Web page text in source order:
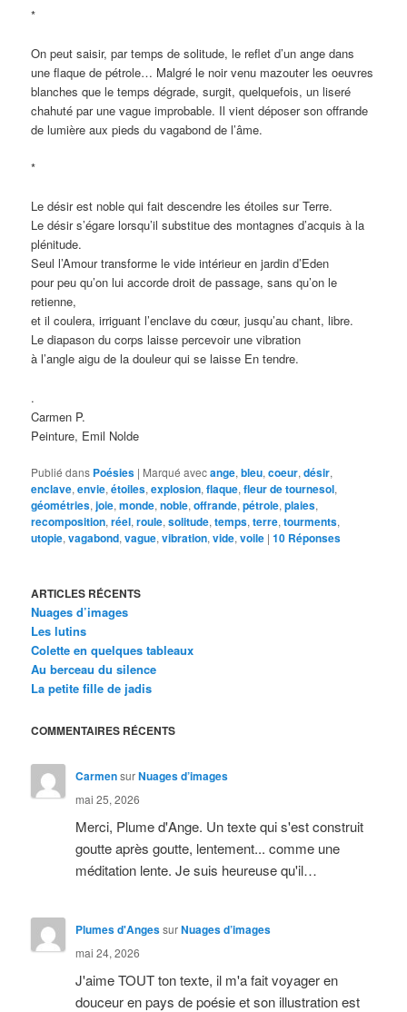
*
On peut saisir, par temps de solitude, le reflet d’un ange dans
une flaque de pétrole… Malgré le noir venu mazouter les oeuvres
blanches que le temps dégrade, surgit, quelquefois, un liseré
chahuté par une vague improbable. Il vient déposer son offrande
de lumière aux pieds du vagabond de l’âme.
*
Le désir est noble qui fait descendre les étoiles sur Terre.
Le désir s’égare lorsqu’il substitue des montagnes d’acquis à la
plénitude.
Seul l’Amour transforme le vide intérieur en jardin d’Eden
pour peu qu’on lui accorde droit de passage, sans qu’on le
retienne,
et il coulera, irriguant l’enclave du cœur, jusqu’au chant, libre.
Le diapason du corps laisse percevoir une vibration
à l’angle aigu de la douleur qui se laisse En tendre.
.
Carmen P.
Peinture, Emil Nolde
Publié dans Poésies | Marqué avecange,bleu,coeur,désir,
enclave,envie,étoiles,explosion,flaque,fleur de tournesol,
géométries,joie,monde,noble,offrande,pétrole,plaies,
recomposition,réel,roule,solitude,temps,terre,tourments,
utopie,vagabond,vague,vibration,vide,voile |10 Réponses
ARTICLES RÉCENTS
Nuages d’images
Les lutins
Colette en quelques tableaux
Au berceau du silence
La petite fille de jadis
COMMENTAIRES RÉCENTS
CarmensurNuages d’images
mai 25, 2026
Merci, Plume d'Ange. Un texte qui s'est construit
goutte après goutte, lentement... comme une
méditation lente. Je suis heureuse qu'il…
Plumes d'AngessurNuages d’images
mai 24, 2026
J'aime TOUT ton texte, il m'a fait voyager en
douceur en pays de poésie et son illustration est